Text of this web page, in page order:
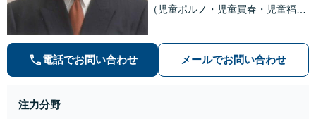
（児童ポルノ・児童買春・児童福祉
等）に非常に詳しい弁護士です
電話でお問い合わせ メールでお問い合わせ
注力分野